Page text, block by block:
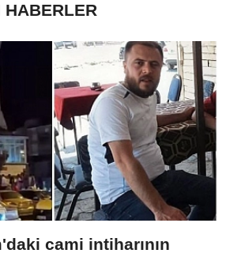
HABERLER
cami intiharının